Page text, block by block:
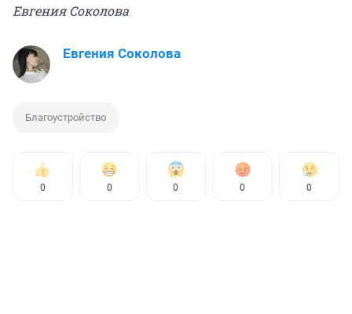
Евгения Соколова
Евгения Соколова
Благоустройство
0 0 0 0 0